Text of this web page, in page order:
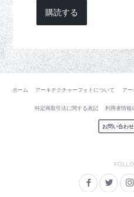
購読する
ホーム アーキテクチャーフォトについて ア
特定商取引法に関する表記 利用者情報
お問い合わせ